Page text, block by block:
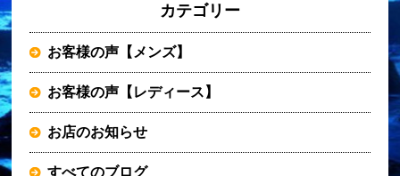
カテゴリー
お客様の声【メンズ】
お客様の声【レディース】
お店のお知らせ
すべてのブログ